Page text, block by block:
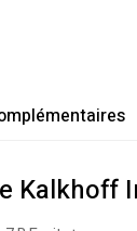
Kalkhoff